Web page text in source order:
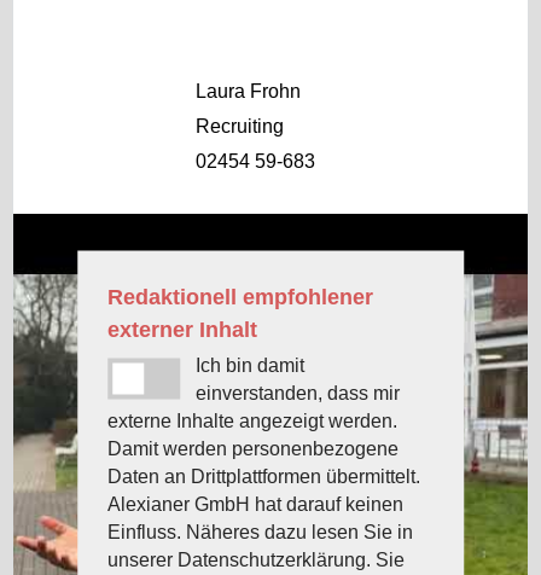
Laura Frohn
Recruiting
02454 59-683
Redaktionell empfohlener
externer Inhalt
Ich bin damit
einverstanden, dass mir
externe Inhalte angezeigt werden.
Damit werden personenbezogene
Daten an Drittplattformen übermittelt.
Alexianer GmbH hat darauf keinen
Einfluss. Näheres dazu lesen Sie in
unserer Datenschutzerklärung. Sie